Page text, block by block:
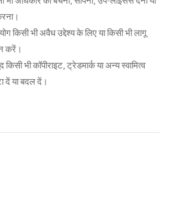
किसी भी अवैध उद्देश्य के लिए या किसी भी लागू
करें।
भी कॉपीराइट, ट्रेडमार्क या अन्य स्वामित्व
दें या बदल दें।